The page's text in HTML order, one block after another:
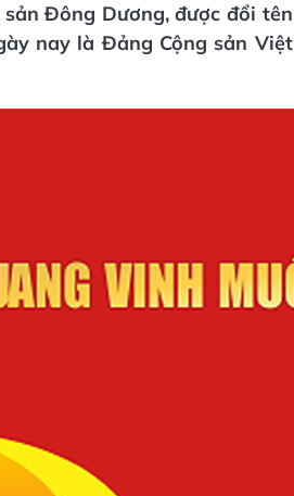
Đông D­ương, được đổi tên
nay là Đảng Cộng sản Việt